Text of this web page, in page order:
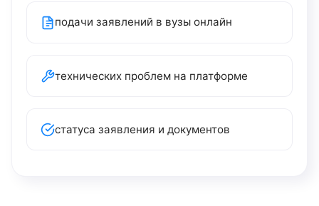
подачи заявлений в вузы онлайн
технических проблем на платформе
статуса заявления и документов